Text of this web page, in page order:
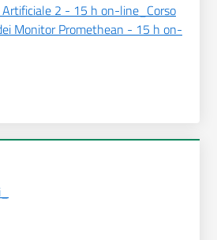
2 - 15 h on-line_Corso
Monitor Promethean - 15 h on-